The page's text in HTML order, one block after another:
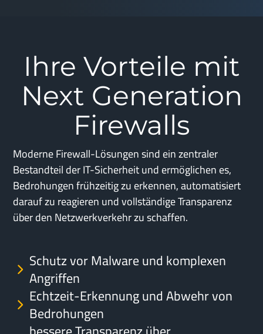
Ihre Vorteile mit
Next Generation
Firewalls
Moderne Firewall-Lösungen sind ein zentraler
Bestandteil der IT-Sicherheit und ermöglichen es,
Bedrohungen frühzeitig zu erkennen, automatisiert
darauf zu reagieren und vollständige Transparenz
über den Netzwerkverkehr zu schaffen.
Schutz vor Malware und komplexen
Angriffen
Echtzeit-Erkennung und Abwehr von
Bedrohungen